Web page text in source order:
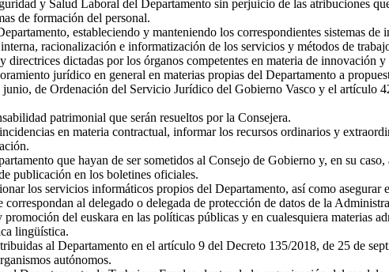
y Salud Laboral del Departamento sin perjuicio de las atribuciones
de formación del personal.
estableciendo y manteniendo los correspondientes sistemas
racionalización e informatización de los servicios y métodos de
directrices dictadas por los órganos competentes en materia de innovación
jurídico en general en materias propias del Departamento a
de Ordenación del Servicio Jurídico del Gobierno Vasco y el artículo
patrimonial que serán resueltos por la Consejera.
en materia contractual, informar los recursos ordinarios y
que hayan de ser sometidos al Consejo de Gobierno y, en su
publicación en los boletines oficiales.
los servicios informáticos propios del Departamento, así como
al delegado o delegada de protección de datos de la
del euskara en las políticas públicas y en cualesquiera materias
lingüística.
al Departamento en el artículo 9 del Decreto 135/2018, de 25 de
autónomos.